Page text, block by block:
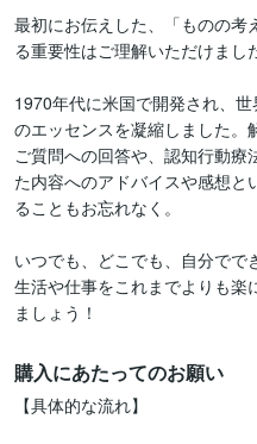
最初にお伝えした、「ものの考
る重要性はご理解いただけまし
1970年代に米国で開発され、
のエッセンスを凝縮しました。
ご質問への回答や、認知行動
た内容へのアドバイスや感想
ることもお忘れなく。
いつでも、どこでも、自分でで
生活や仕事をこれまでよりも楽
購入にあたってのお願い
【具体的な流れ】